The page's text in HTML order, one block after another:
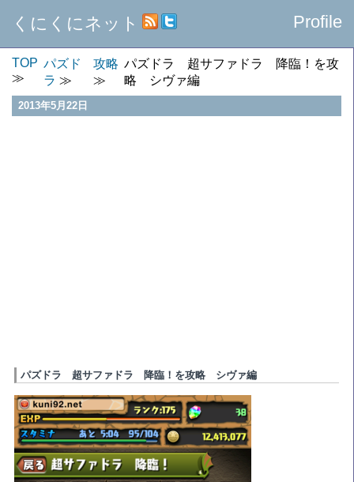
くにくにネット Profile
TOP パズド
ラ
攻略 パズドラ 超サファドラ 降臨！を攻
略 シヴァ編
2013年5月22日
パズドラ 超サファドラ 降臨！を攻略 シヴァ編